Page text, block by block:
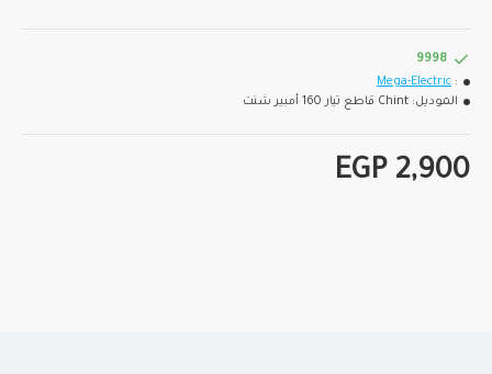
EGP 2,900
9998
:
Mega-Electric
الموديل: Chint قاطع تيار 160 أمبير شنت